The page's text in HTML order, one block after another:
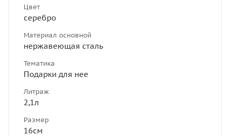
Цвет
серебро
Материал основной
нержавеющая сталь
Тематика
Подарки для нее
Литраж
2,1л
Размер
16см